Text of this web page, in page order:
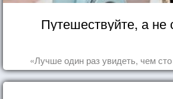
Путешествуйте, а не
«Лучше один раз увидеть, чем